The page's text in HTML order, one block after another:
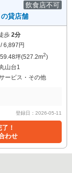
飲食店不可
貸店舗
歩 2分
/ 6,897円
坪(527.2m2)
山台1
ービス・その他
登録日：2026-05-11
！
わせ